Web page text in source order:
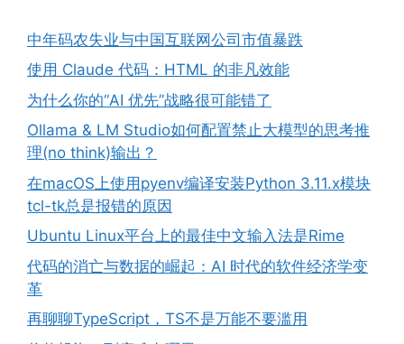
中年码农失业与中国互联网公司市值暴跌
使用 Claude 代码：HTML 的非凡效能
为什么你的“AI 优先”战略很可能错了
Ollama & LM Studio如何配置禁止大模型的思考推
理(no think)输出？
在macOS上使用pyenv编译安装Python 3.11.x模块
tcl-tk总是报错的原因
Ubuntu Linux平台上的最佳中文输入法是Rime
代码的消亡与数据的崛起：AI 时代的软件经济学变
革
再聊聊TypeScript，TS不是万能不要滥用